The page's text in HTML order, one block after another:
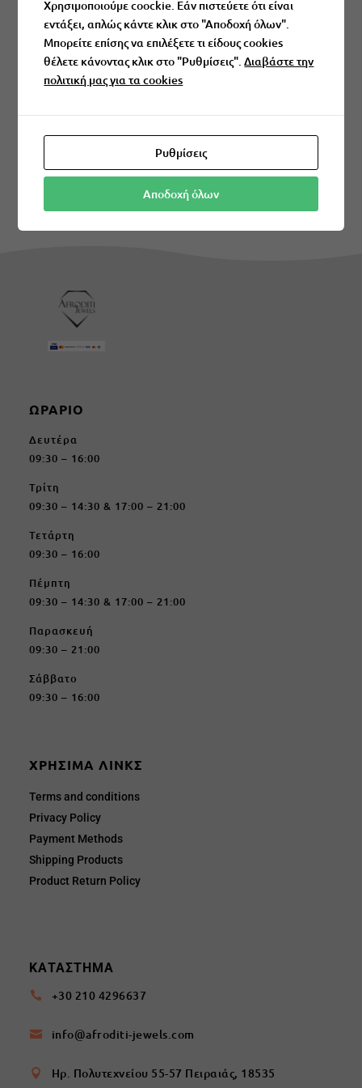
ΩΡΑΡΙΟ
Δευτέρα
09:30 – 16:00
Τρίτη
09:30 – 14:30 & 17:00 – 21:00
Τετάρτη
09:30 – 16:00
Πέμπτη
09:30 – 14:30 & 17:00 – 21:00
Παρασκευή
09:30 – 21:00
Σάββατο
09:30 – 16:00
ΧΡΗΣΙΜΑ ΛΙΝΚΣ
Terms and conditions
Privacy Policy
Payment Methods
Shipping Products
Product Return Policy
ΚΑΤΑΣΤΗΜΑ
 +30 210 4296637
 info@afroditi-jewels.com
 Ηρ. Πολυτεχνείου 55-57 Πειραιάς, 18535
Χρησιμοποιούμε coockie. Εάν πιστεύετε ότι είναι
εντάξει, απλώς κάντε κλικ στο "Αποδοχή όλων".
Μπορείτε επίσης να επιλέξετε τι είδους cookies
θέλετε κάνοντας κλικ στο "Ρυθμίσεις".Διαβάστε την
πολιτική μας για τα cookies
Ρυθμίσεις
Αποδοχή όλων